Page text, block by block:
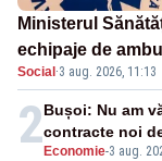
Ministerul
echipaje de
medicamente
publice
Social ·3 aug. 2026, 11:13
2 Economie-3 aug.
Bușoi: Nu am
contracte noi